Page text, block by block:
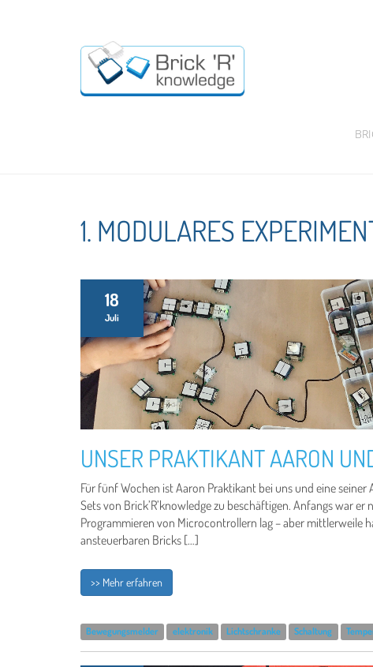
1. MODULARES
18
Juli
UNSER PRAKTIKANT AARON
Für fünf Wochen ist Aaron Praktikant bei uns und eine
Sets von Brick’R’knowledge zu beschäftigen. Anfangs war
Programmieren von Microcontrollern lag – aber mittlerweile
ansteuerbaren Bricks […]
>> Mehr erfahren
Bewegungsmelder elektronik Lichtschranke Schaltung